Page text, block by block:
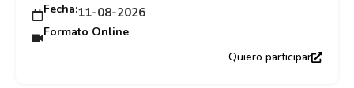
Fecha:11-08-2026
Formato Online
Quiero participar